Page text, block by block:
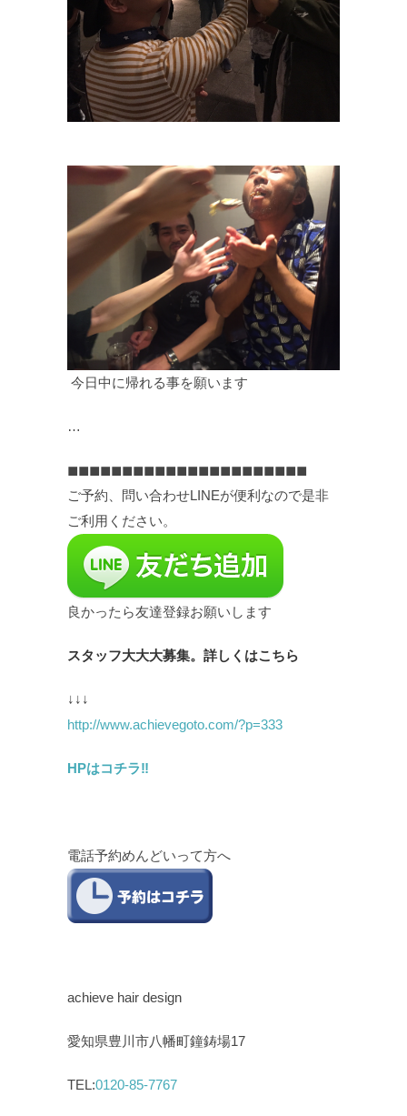
今日中に帰れる事を願います
…
◼︎◼︎◼︎◼︎◼︎◼︎◼︎◼︎◼︎◼︎◼︎◼︎◼︎◼︎◼︎◼︎◼︎◼︎◼︎◼︎◼︎◼︎
ご予約、問い合わせLINEが便利なので是非
ご利用ください。
良かったら友達登録お願いします
スタッフ大大大募集。詳しくはこちら
↓↓↓
http://www.achievegoto.com/?p=333
HPはコチラ‼︎
電話予約めんどいって方へ
achieve hair design
愛知県豊川市八幡町鐘鋳場17
TEL:0120-85-7767